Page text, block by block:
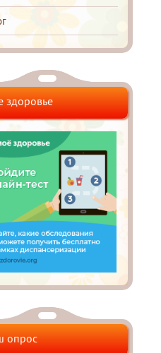
здоровье
опрос